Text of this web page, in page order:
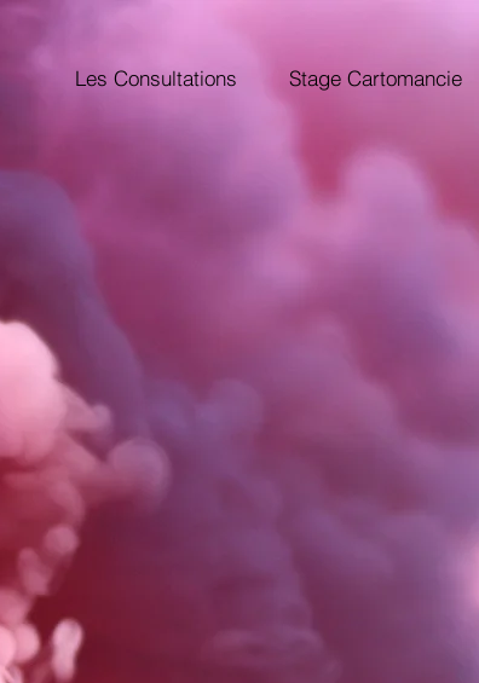
Les Consultations Stage Cartomancie